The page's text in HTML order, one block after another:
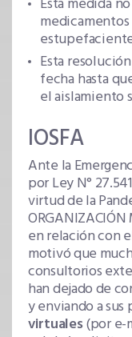
Esta
fecha hasta
el aislamiento
IOSFA
Ante la
por Ley N°
virtud de la
en relación con
motivó que
consultorios
han dejado de
y enviando a sus
virtuales(por e-